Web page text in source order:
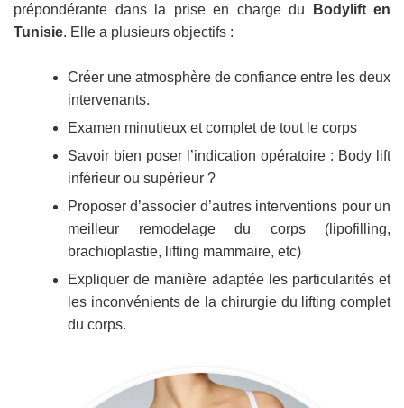
prépondérante dans la prise en charge du
Bodylift en
Tunisie. Elle a plusieurs objectifs :
Créer une atmosphère de confiance entre les deux
intervenants.
Examen minutieux et complet de tout le corps
Savoir bien poser l’indication opératoire : Body lift
inférieur ou supérieur ?
Proposer d’associer d’autres interventions pour un
meilleur remodelage du corps (lipofilling,
brachioplastie, lifting mammaire, etc)
Expliquer de manière adaptée les particularités et
les inconvénients de la chirurgie du lifting complet
du corps.